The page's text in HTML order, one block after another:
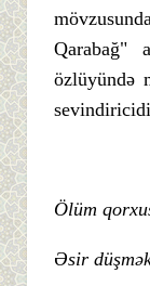
Qarabağ"
özlüyündə
Ölüm
Əsir